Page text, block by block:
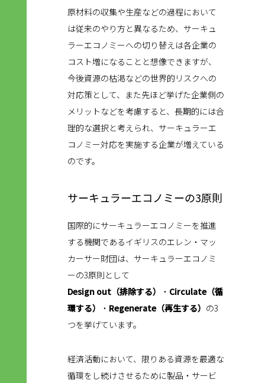
原材料の収集や生産などの過程において
は従来のやり方と異なるため、サーキュ
ラーエコノミーへの切り替えは各企業の
コスト増になることと想像できますが、
今後資源の枯渇などの世界的リスクへの
対応策として、また先ほど挙げた企業側の
メリットなどを考慮すると、長期的には合
理的な選択と考えられ、サーキュラーエ
コノミー対応を実施する企業が増えている
のです。
サーキュラーエコノミーの3原則
国際的にサーキュラーエコノミーを推進
する機関であるイギリスのエレン・マッ
カーサー財団は、サーキュラーエコノミ
ーの3原則として
Design out（排除する）
・ Circulate（循
環する）
・ Regenerate（再生する） の3
つを挙げています。
経済活動において、限りある資源を最適な
循環をし続けさせるために製品・サービ